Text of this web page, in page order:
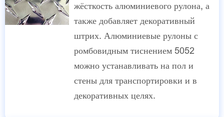
жёсткость алюминиевого рулона, а
также добавляет декоративный
штрих. Алюминиевые рулоны с
ромбовидным тиснением 5052
можно устанавливать на пол и
стены для транспортировки и в
декоративных целях.